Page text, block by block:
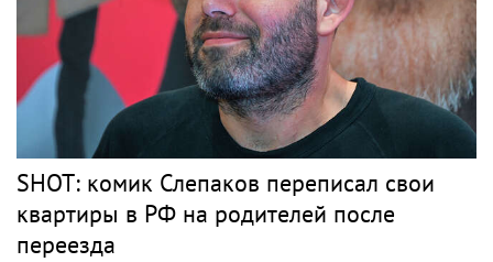
SHOT: комик Слепаков переписал свои
квартиры в РФ на родителей после
переезда